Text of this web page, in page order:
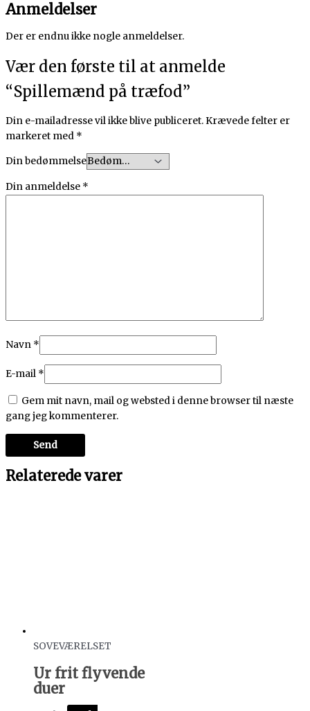
Anmeldelser
Der er endnu ikke nogle anmeldelser.
Vær den første til at anmelde
“Spillemænd på træfod”
Din e-mailadresse vil ikke blive publiceret.Krævede felter er
markeret med *
Din bedømmelse
Din anmeldelse *
Navn *
E-mail *
Gem mit navn, mail og websted i denne browser til næste
gang jeg kommenterer.
Relaterede varer
SOVEVÆRELSET
Ur frit flyvende
duer